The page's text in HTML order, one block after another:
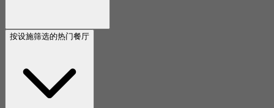
按设施筛选的热门餐厅